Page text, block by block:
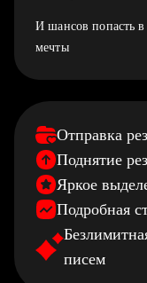
И шансов попасть
мечты
Отправка
Поднятие
Яркое
Подробная
писем